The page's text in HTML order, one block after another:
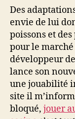
Des
envie de lui
poissons et
pour le
développeur
lance son
une jouabilité
site il
bloqué, jouer